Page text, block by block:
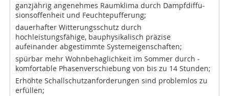
ganzjährig angenehmes Raumklima durch Dampfdiffu­
sionsoffenheit und Feuchtepufferung;
dauerhafter Witterungsschutz durch
hochleistungsfähige, bauphysikalisch präzise
aufeinander abgestimmte Systemeigenschaften;
spürbar mehr Wohnbehaglichkeit im Sommer durch ­
komfortable Phasenverschiebung von bis zu 14 Stunden;
Erhöhte Schallschutzanforderungen sind problemlos zu
erfüllen;